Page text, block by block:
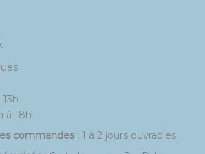
à 18h
commandes : 1 à 2 jours ouvrables.